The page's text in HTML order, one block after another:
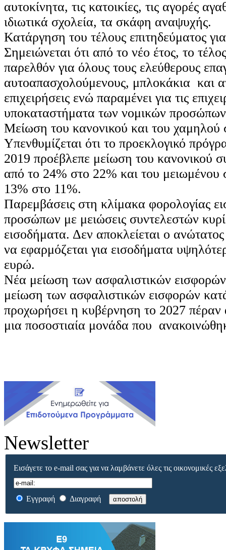
αυτοκίνητα, τις κατοικίες, τις αγορές
ιδιωτικά σχολεία, τα σκάφη αναψυχής.
Κατάργηση του τέλους επιτηδεύματος για
Σημειώνεται ότι από το νέο έτος, το
παρελθόν για όλους τους ελεύθερους
αυτοαπασχολούμενους, μπλοκάκια και
επιχειρήσεις ενώ παραμένει για τις
υποκαταστήματα των νομικών
Μείωση του κανονικού και του
Υπενθυμίζεται ότι το προεκλογικό
2019 προέβλεπε μείωση του κανονικού
από το 24% στο 22% και του μειωμένου
13% στο 11%.
Παρεμβάσεις στη κλίμακα φορολογίας
προσώπων με μειώσεις συντελεστών
εισοδήματα. Δεν αποκλείεται ο
να εφαρμόζεται για εισοδήματα
ευρώ.
Νέα μείωση των ασφαλιστικών
μείωση των ασφαλιστικών εισφορών
προχωρήσει η κυβέρνηση το 2027
μια ποσοστιαία μονάδα που
Newsletter
Εισάγετε το e-mail σας για να λαμβάνετε όλες τις οικονομικές
Εγγραφή Διαγραφή αποστολή